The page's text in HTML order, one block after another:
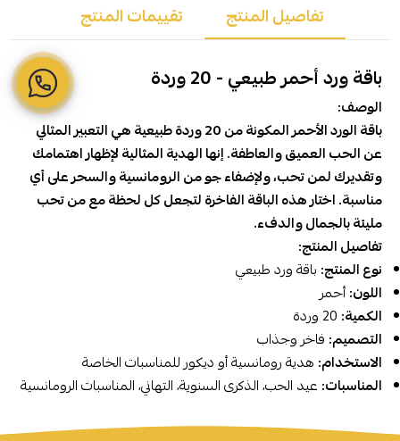
تفاصيل المنتج تقييمات المنتج
باقة ورد أحمر طبيعي - 20 وردة
الوصف:
باقة الورد الأحمر المكونة من 20 وردة طبيعية هي التعبير المثالي
عن الحب العميق والعاطفة. إنها الهدية المثالية لإظهار اهتمامك
وتقديرك لمن تحب، ولإضفاء جو من الرومانسية والسحر على أي
مناسبة. اختار هذه الباقة الفاخرة لتجعل كل لحظة مع من تحب
مليئة بالجمال والدفء.
تفاصيل المنتج:
نوع المنتج: باقة ورد طبيعي
اللون:أحمر
الكمية:
التصميم: فاخر وجذاب
الاستخدام: هدية رومانسية أو ديكور للمناسبات الخاصة
المناسبات: عيد الحب، الذكرى السنوية، التهاني، المناسبات الرومانسية